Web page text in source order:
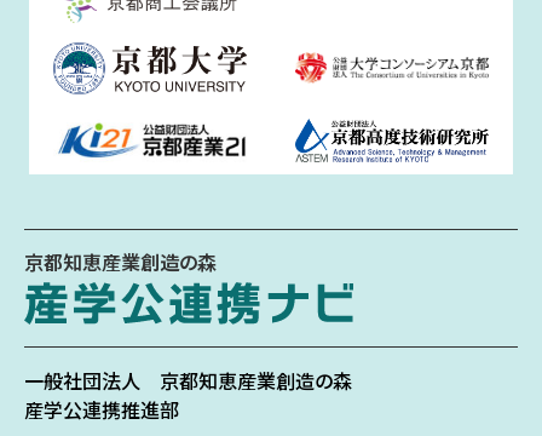
京都知恵産業創造の森
一般社団法人 京都知恵産業創造の森
産学公連携推進部